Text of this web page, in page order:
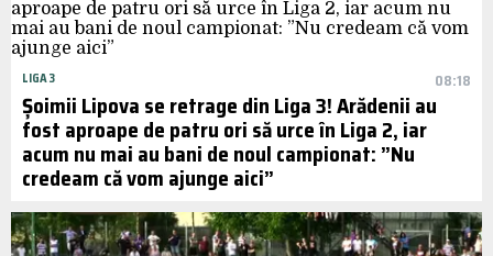
LIGA 3 08:18
Șoimii Lipova se retrage din Liga 3! Arădenii au
fost aproape de patru ori să urce în Liga 2, iar
acum nu mai au bani de noul campionat: ”Nu
credeam că vom ajunge aici”